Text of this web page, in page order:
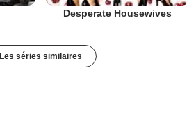
Desperate Housewives
Les séries similaires